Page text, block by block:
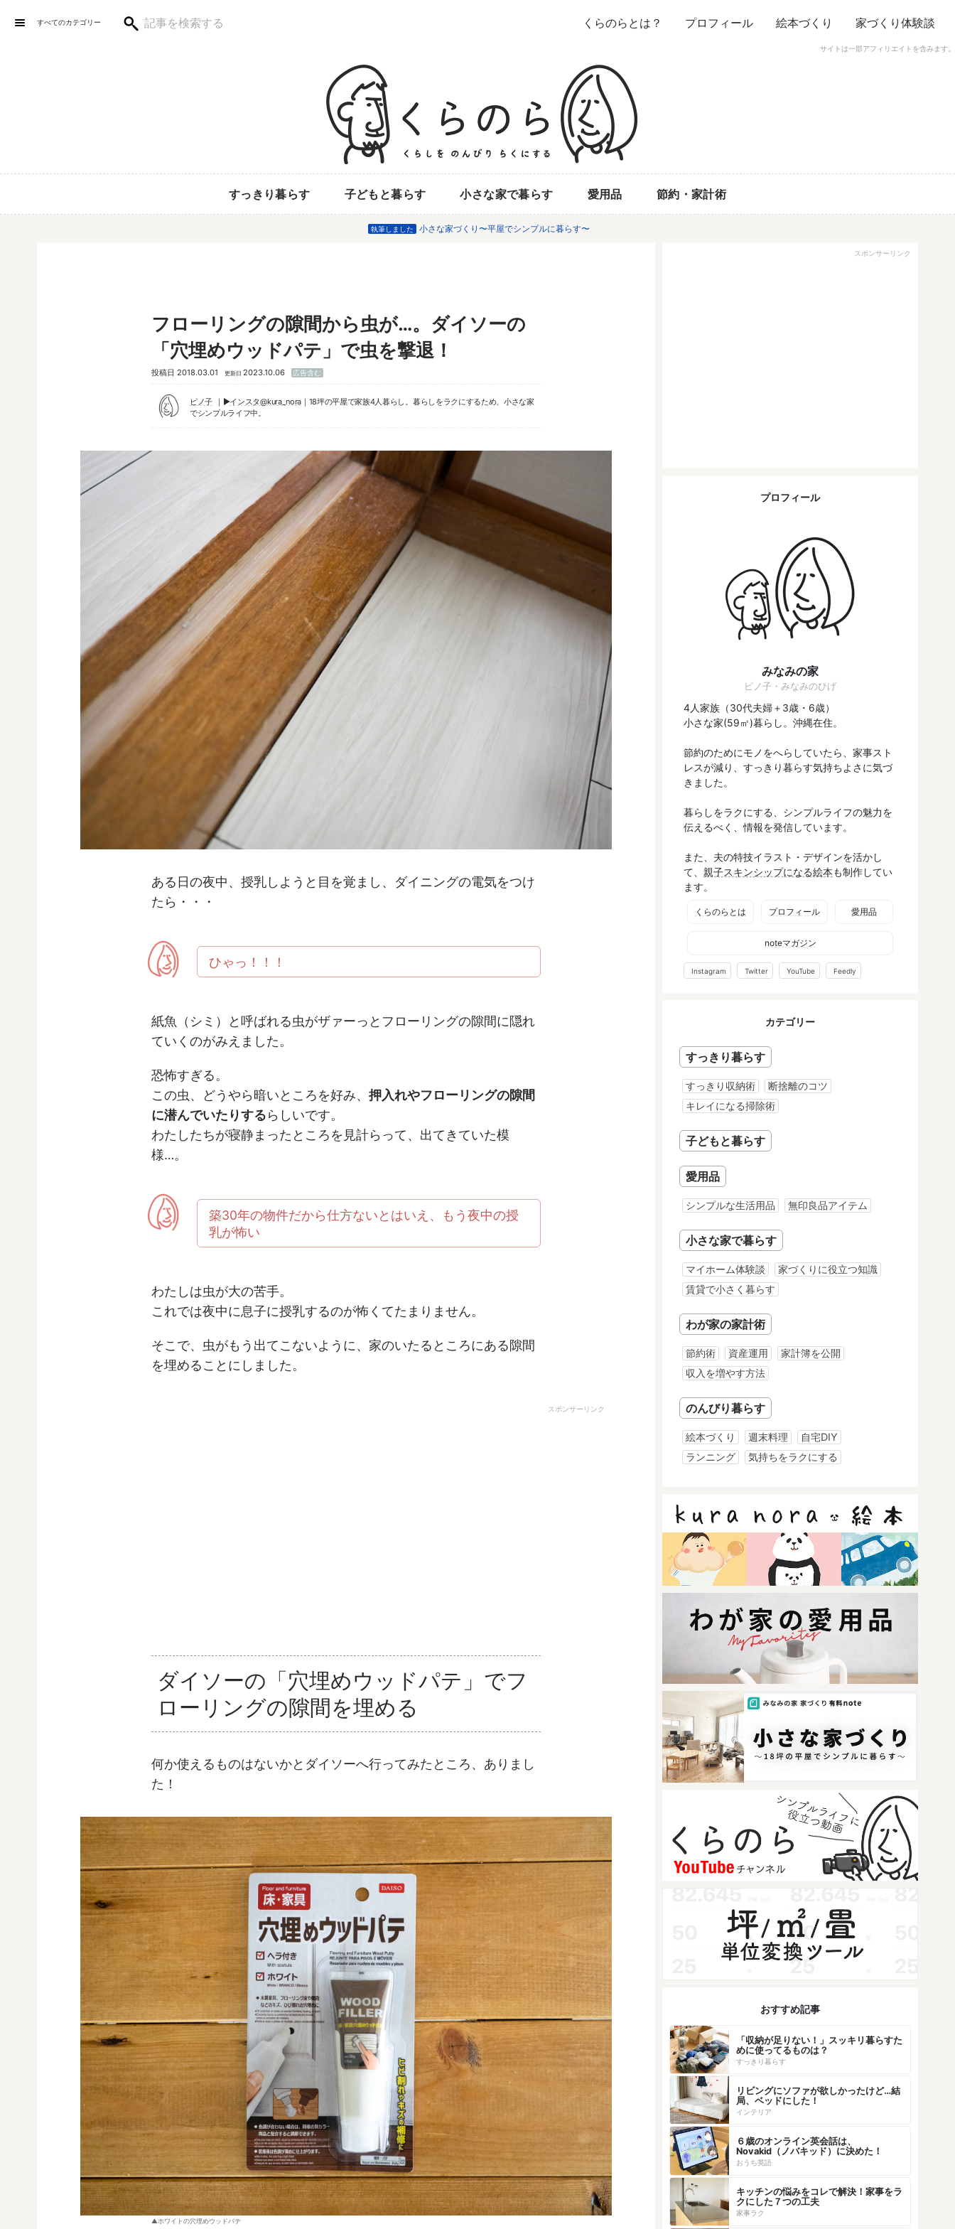
サイトは一部アフィリエイトを含みます。
すべてのカテゴリー くらのらとは？ プロフィール 絵本づくり 家づくり体験談
すっきり暮らす 子どもと暮らす 小さな家で暮らす 愛用品 節約・家計術
執筆しました 小さな家づくり〜平屋でシンプルに暮らす〜
フローリングの隙間から虫が…。ダイソーの
「穴埋めウッドパテ」で虫を撃退！
投稿日 2018.03.01 更新日 2023.10.06 広告含む
ピノ子 ▶︎インスタ@kura_nora｜18坪の平屋で家族4人暮らし。暮らしをラクにするため、小さな家
でシンプルライフ中。
ある日の夜中、授乳しようと目を覚まし、ダイニングの電気をつけ
たら・・・
ひゃっ！！！
紙魚（シミ）と呼ばれる虫がザァーっとフローリングの隙間に隠れ
ていくのがみえました。
恐怖すぎる。
この虫、どうやら暗いところを好み、 押入れやフローリングの隙間
に潜んでいたりするらしいです。
わたしたちが寝静まったところを見計らって、出てきていた模
様…。
築30年の物件だから仕方ないとはいえ、もう夜中の授
乳が怖い
わたしは虫が大の苦手。
これでは夜中に息子に授乳するのが怖くてたまりません。
そこで、虫がもう出てこないように、家のいたるところにある隙間
を埋めることにしました。
スポンサーリンク
ダイソーの「穴埋めウッドパテ」でフ
ローリングの隙間を埋める
何か使えるものはないかとダイソーへ行ってみたところ、ありまし
た！
ホワイトの穴埋めウッドパテ
スポンサーリンク
プロフィール
みなみの家
ピノ子・みなみのひげ
4人家族（30代夫婦＋3歳・6歳）
小さな家(59㎡)暮らし。沖縄在住。
節約のためにモノをへらしていたら、家事スト
レスが減り、すっきり暮らす気持ちよさに気づ
きました。
暮らしをラクにする、シンプルライフの魅力を
伝えるべく、情報を発信しています。
また、夫の特技イラスト・デザインを活かし
て、 親子スキンシップになる絵本も制作してい
ます。
くらのらとは プロフィール 愛用品
noteマガジン
Instagram Twitter YouTube Feedly
カテゴリー
すっきり暮らす
すっきり収納術
断捨離のコツ
キレイになる掃除術
子どもと暮らす
愛用品
シンプルな生活用品 無印良品アイテム
小さな家で暮らす
マイホーム体験談
家づくりに役立つ知識
賃貸で小さく暮らす
わが家の家計術
節約術 資産運用
家計簿を公開
収入を増やす方法
のんびり暮らす
絵本づくり 週末料理
自宅DIY
ランニング
気持ちをラクにする
おすすめ記事
「収納が足りない！」スッキリ暮らすた
めに使ってるものは？
すっきり暮らす
リビングにソファが欲しかったけど…結
局、ベッドにした！
インテリア
６歳のオンライン英会話は、
Novakid（ノバキッド）に決めた！
おうち英語
キッチンの悩みをコレで解決！家事をラ
クにした７つの工夫
家事ラク